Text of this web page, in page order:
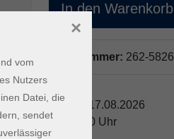
In den Warenkorb
Kursnummer: 262-5826
Mo. 17.08.2026
18:00 Uhr
vom
Nutzers
Datei, die
sendet
×